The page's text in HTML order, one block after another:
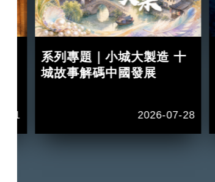
11
系列專題｜小城大製造 十
城故事解碼中國發展
2026-07-28